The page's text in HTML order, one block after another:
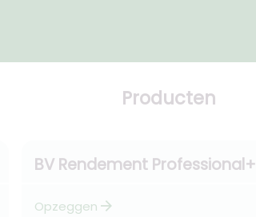
Producten
BV Rendement Professional+
Opzeggen arrow_forward